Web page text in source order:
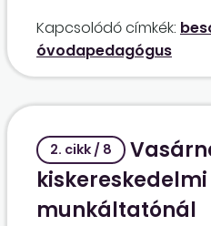
jogviszonyát (1991. XI. 26.
volt-e a
figyelembe lehet-e
jogviszony
Kapcsolódó címkék:
óvodapedagógus
2. cikk / 8
kiskereskedelmi
munkáltatónál